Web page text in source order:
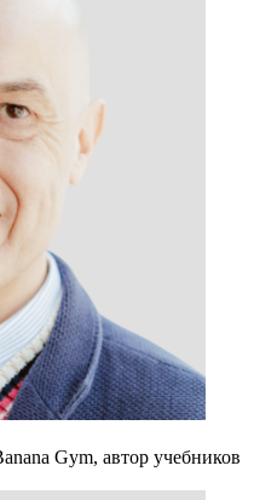
Gym, автор учебников